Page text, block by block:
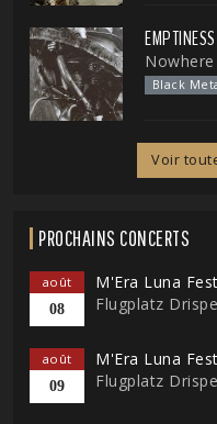
EMPTINESS
Nowhere
Black
Voir
PROCHAINS CONCERTS
août
08
M'Era Luna
Flugplatz
août
09
M'Era Luna
Flugplatz